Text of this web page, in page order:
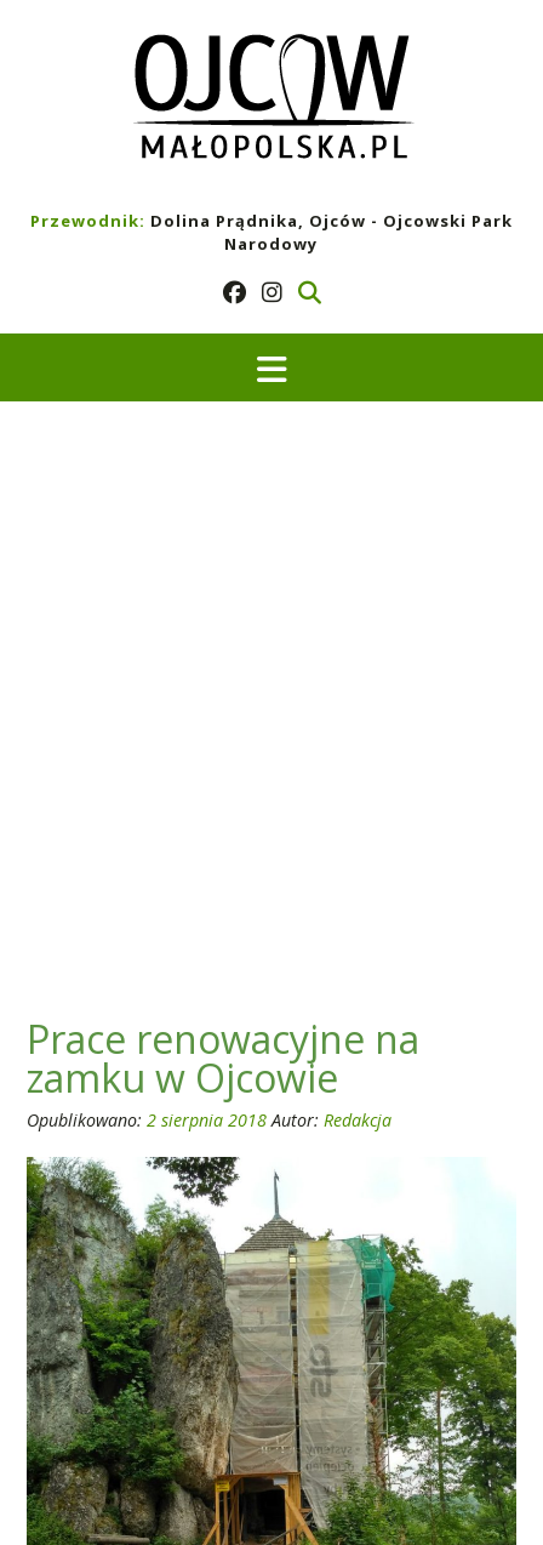
Przewodnik: Dolina Prądnika, Ojców - Ojcowski Park
Narodowy
Prace renowacyjne na
zamku w Ojcowie
Opublikowano: 2 sierpnia 2018Autor: Redakcja